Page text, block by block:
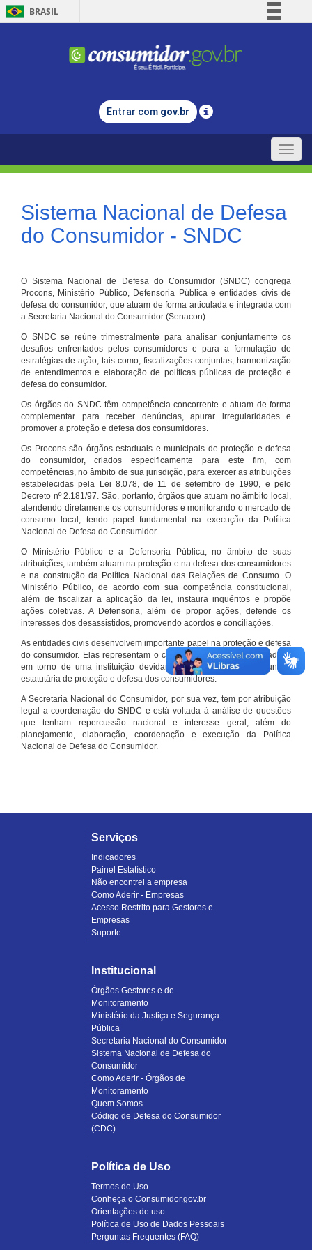
BRASIL
Comunica BR
Legislação
Entrar com gov.br
Toggle
Sistema Nacional de Defesa
do Consumidor - SNDC
O Sistema Nacional de Defesa do Consumidor (SNDC) congrega
Procons, Ministério Público, Defensoria Pública e entidades civis de
defesa do consumidor, que atuam de forma articulada e integrada com
a Secretaria Nacional do Consumidor (Senacon).
O SNDC se reúne trimestralmente para analisar conjuntamente os
desafios enfrentados pelos consumidores e para a formulação de
estratégias de ação, tais como, fiscalizações conjuntas, harmonização
de entendimentos e elaboração de políticas públicas de proteção e
defesa do consumidor.
Os órgãos do SNDC têm competência concorrente e atuam de forma
complementar para receber denúncias, apurar irregularidades e
promover a proteção e defesa dos consumidores.
Os Procons são órgãos estaduais e municipais de proteção e defesa
do consumidor, criados especificamente para este fim, com
competências, no âmbito de sua jurisdição, para exercer as atribuições
estabelecidas pela Lei 8.078, de 11 de setembro de 1990, e pelo
Decreto nº 2.181/97. São, portanto, órgãos que atuam no âmbito local,
atendendo diretamente os consumidores e monitorando o mercado de
consumo local, tendo papel fundamental na execução da Política
Nacional de Defesa do Consumidor.
O Ministério Público e a Defensoria Pública, no âmbito de suas
atribuições, também atuam na proteção e na defesa dos consumidores
e na construção da Política Nacional das Relações de Consumo. O
Ministério Público, de acordo com sua competência constitucional,
além de fiscalizar a aplicação da lei, instaura inquéritos e propõe
ações coletivas. A Defensoria, além de propor ações, defende os
interesses dos desassistidos, promovendo acordos e conciliações.
As entidades civis desenvolvem importante papel na proteção e defesa
do consumidor. Elas representam o conjunto organizado de cidadãos
em torno de uma instituição devidamente registrada e com função
estatutária de proteção e defesa dos consumidores.
A Secretaria Nacional do Consumidor, por sua vez, tem por atribuição
legal a coordenação do SNDC e está voltada à análise de questões
que tenham repercussão nacional e interesse geral, além do
planejamento, elaboração, coordenação e execução da Política
Nacional de Defesa do Consumidor.
Serviços
Indicadores
Painel Estatístico
Não encontrei a empresa
Como Aderir - Empresas
Acesso Restrito para Gestores e
Empresas
Suporte
Institucional
Órgãos Gestores e de
Monitoramento
Ministério da Justiça e Segurança
Pública
Secretaria Nacional do Consumidor
Sistema Nacional de Defesa do
Consumidor
Como Aderir - Órgãos de
Monitoramento
Quem Somos
Código de Defesa do Consumidor
(CDC)
Política de Uso
Termos de Uso
Conheça o Consumidor.gov.br
Orientações de uso
Política de Uso de Dados Pessoais
Perguntas Frequentes (FAQ)